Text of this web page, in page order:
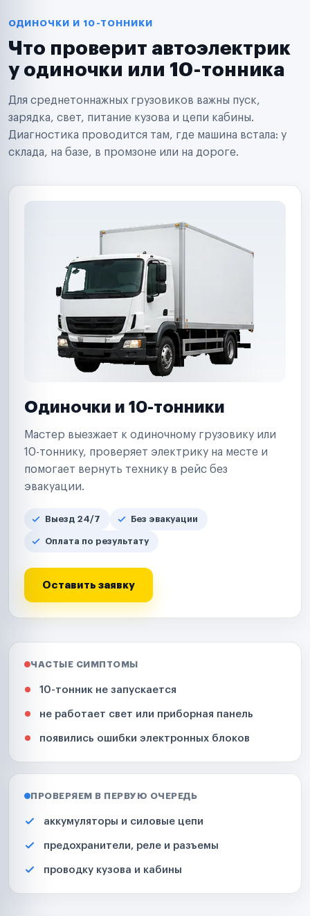
Таксопарки
Автодилеры
Поставщики запчастей
Аренда спецтехники
Ремонт спецтехники
Ритейл-сети
Управляющие компании
Страховые компании
ОДИНОЧКИ И 10-ТОННИКИ
Что проверит автоэлектрик
у одиночки или 10-тонника
Для среднетоннажных грузовиков важны пуск,
зарядка, свет, питание кузова и цепи кабины.
Диагностика проводится там, где машина встала: у
склада, на базе, в промзоне или на дороге.
Одиночки и 10-тонники
Мастер выезжает к одиночному грузовику или
10-тоннику, проверяет электрику на месте и
помогает вернуть технику в рейс без
эвакуации.
Выезд 24/7 Без эвакуации
Оплата по результату
Оставить заявку
ЧАСТЫЕ СИМПТОМЫ
10-тонник не запускается
не работает свет или приборная панель
появились ошибки электронных блоков
ПРОВЕРЯЕМ В ПЕРВУЮ ОЧЕРЕДЬ
аккумуляторы и силовые цепи
предохранители, реле и разъемы
проводку кузова и кабины